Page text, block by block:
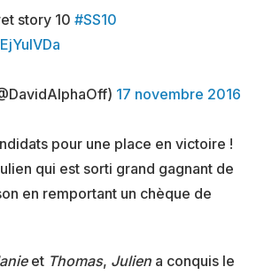
story 10 #SS10
17 novembre 2016
pour une place en victoire !
qui est sorti grand gagnant de
en remportant un chèque de
et Thomas, Julien a conquis le